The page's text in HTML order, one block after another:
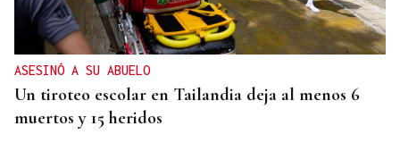
ASESINÓ A SU ABUELO
Un tiroteo escolar en Tailandia deja al menos 6
muertos y 15 heridos